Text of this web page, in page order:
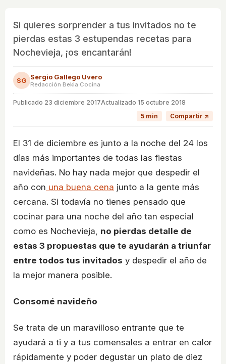
Si quieres sorprender a tus invitados no te
pierdas estas 3 estupendas recetas para
Nochevieja, ¡os encantarán!
SG Sergio Gallego Uvero
Redacción Bekia Cocina
Publicado 23 diciembre 2017Actualizado 15 octubre 2018
5 min
Compartir ↗
El 31 de diciembre es junto a la noche del 24 los
días más importantes de todas las fiestas
navideñas. No hay nada mejor que despedir el
año con una buena cena junto a la gente más
cercana. Si todavía no tienes pensado que
cocinar para una noche del año tan especial
como es Nochevieja, no pierdas detalle de
estas 3 propuestas que te ayudarán a triunfar
entre todos tus invitados y despedir el año de
la mejor manera posible.
Consomé navideño
Se trata de un maravilloso entrante que te
ayudará a ti y a tus comensales a entrar en calor
rápidamente y poder degustar un plato de diez